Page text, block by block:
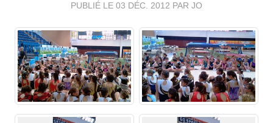
PUBLIÉ LE 03 DÉC. 2012 PAR JO